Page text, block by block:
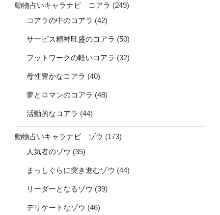
動物占いキャラナビ コアラ (249)
コアラの中のコアラ (42)
サービス精神旺盛のコアラ (50)
フットワークの軽いコアラ (32)
母性豊かなコアラ (40)
夢とロマンのコアラ (48)
活動的なコアラ (44)
動物占いキャラナビ ゾウ (173)
人気者のゾウ (35)
まっしぐらに突き進むゾウ (44)
リーダーとなるゾウ (39)
デリケートなゾウ (46)